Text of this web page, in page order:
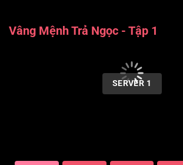
Vâng Mệnh Trả Ngọc - Tập 1
SERVER 1